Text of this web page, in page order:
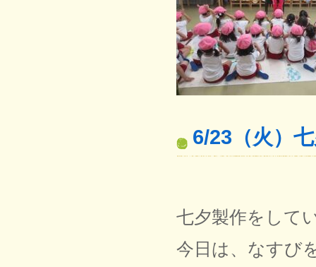
6/23（火）
七夕製作をして
今日は、なすび